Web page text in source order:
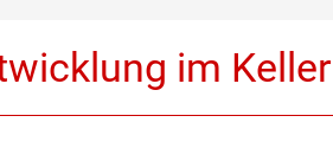
im Keller